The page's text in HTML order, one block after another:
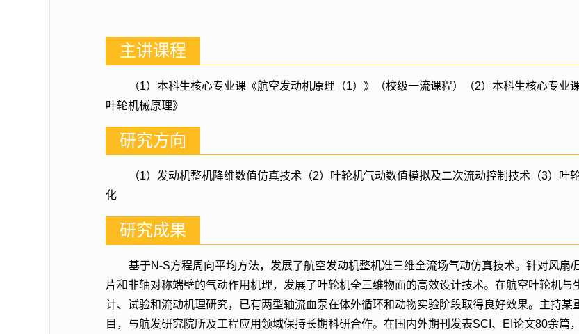
主讲课程
（1）本科生核心专业课《航空发动机原理（1）》（校级一流课程）（2）本科生核心专
叶轮机械原理》
研究方向
（1）发动机整机降维数值仿真技术（2）叶轮机气动数值模拟及二次流动控制技术（3）
化
研究成果
基于N-S方程周向平均方法，发展了航空发动机整机准三维全流场气动仿真技术。针对风扇
片和非轴对称端壁的气动作用机理，发展了叶轮机全三维物面的高效设计技术。在航空叶轮机
计、试验和流动机理研究，已有两型轴流血泵在体外循环和动物实验阶段取得良好效果。主持
目，与航发研究院所及工程应用领域保持长期科研合作。在国内外期刊发表SCI、EI论文80余篇